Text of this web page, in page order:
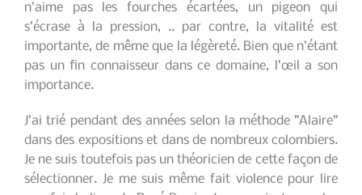
n’aime pas les fourches écartées, un pigeon qui
s’écrase à la pression, .. par contre, la vitalité est
importante, de même que la légèreté. Bien que n’étant
pas un fin connaisseur dans ce domaine, l’œil a son
importance.
J’ai trié pendant des années selon la méthode ”Alaire”
dans des expositions et dans de nombreux colombiers.
Je ne suis toutefois pas un théoricien de cette façon de
sélectionner. Je me suis même fait violence pour lire